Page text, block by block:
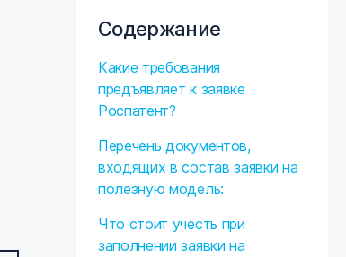
Содержание
Какие требования
предъявляет к заявке
Роспатент?
Перечень документов,
входящих в состав заявки на
полезную модель:
Что стоит учесть при
заполнении заявки на